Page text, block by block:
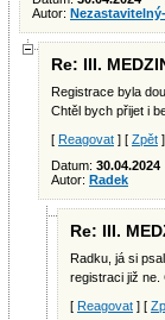
Autor:
Re: III.
Registrace byla
Chtěl bych přijet i
[ Reagovat ] [ Zpět ]
Datum: 30.04.2024
Autor: Radek
Re: III.
Radku, já si
registraci již
[ Reagovat ] [